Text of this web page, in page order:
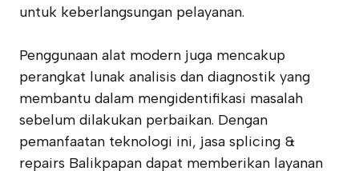
untuk keberlangsungan pelayanan.
Penggunaan alat modern juga mencakup
perangkat lunak analisis dan diagnostik yang
membantu dalam mengidentifikasi masalah
sebelum dilakukan perbaikan. Dengan
pemanfaatan teknologi ini, jasa splicing &
repairs Balikpapan dapat memberikan layanan